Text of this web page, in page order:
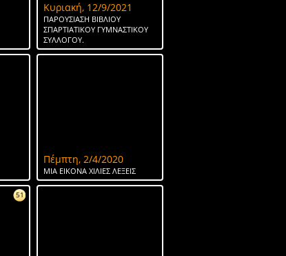
Κυριακή, 12/9/2021
ΠΑΡΟΥΣΙΑΣΗ ΒΙΒΛΙΟΥ
ΣΠΑΡΤΙΑΤΙΚΟΥ ΓΥΜΝΑΣΤΙΚΟΥ
ΣΥΛΛΟΓΟΥ.
Πέμπτη, 2/4/2020
ΜΙΑ ΕΙΚΟΝΑ ΧΙΛΙΕΣ ΛΕΞΕΙΣ
51